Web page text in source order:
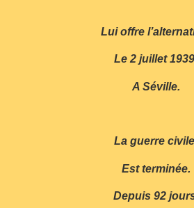
Lui offre
Le 2 juillet
A Séville.
La guerre
Est terminée.
Depuis 92